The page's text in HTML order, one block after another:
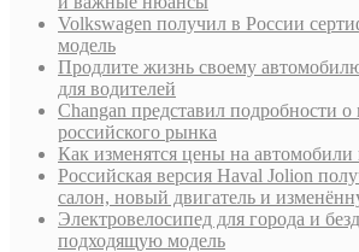
Volkswagen получил в России
модель
Продлите жизнь своему
для водителей
Changan представил подробности
российского рынка
Как изменятся цены на автомобили
Российская версия Haval Jolion
салон, новый двигатель и
Электровелосипед для города и
подходящую модель